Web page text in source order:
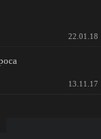
22.01.18
13.11.17